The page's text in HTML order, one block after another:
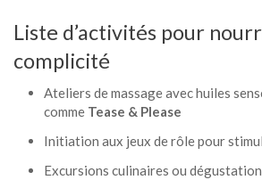
Liste d’activités pour
complicité
Ateliers de massage avec huiles
comme Tease & Please
Initiation aux jeux de rôle pour
Excursions culinaires ou